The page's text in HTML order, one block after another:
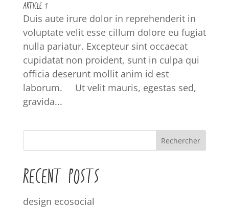
ARTICLE 1
Duis aute irure dolor in reprehenderit in
voluptate velit esse cillum dolore eu fugiat
nulla pariatur. Excepteur sint occaecat
cupidatat non proident, sunt in culpa qui
officia deserunt mollit anim id est
laborum. Ut velit mauris, egestas sed,
gravida...
Rechercher
RECENT POSTS
design ecosocial